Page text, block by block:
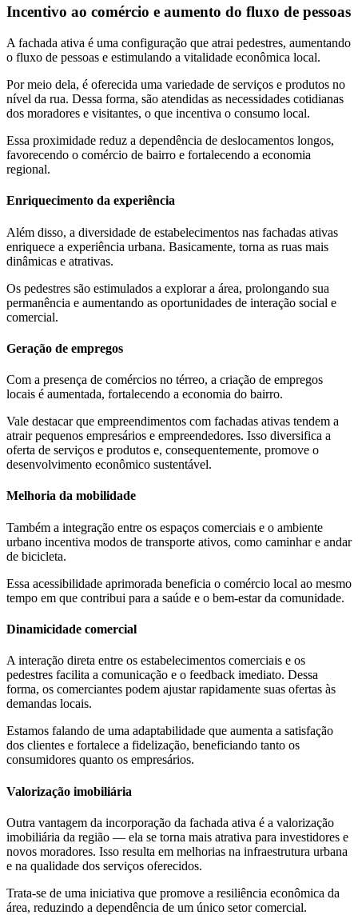
Incentivo ao comércio e aumento do fluxo de pessoas
A fachada ativa é uma configuração que atrai pedestres, aumentando
o fluxo de pessoas e estimulando a vitalidade econômica local.
Por meio dela, é oferecida uma variedade de serviços e produtos no
nível da rua. Dessa forma, são atendidas as necessidades cotidianas
dos moradores e visitantes, o que incentiva o consumo local.
Essa proximidade reduz a dependência de deslocamentos longos,
favorecendo o comércio de bairro e fortalecendo a economia
regional.
Enriquecimento da experiência
Além disso, a diversidade de estabelecimentos nas fachadas ativas
enriquece a experiência urbana. Basicamente, torna as ruas mais
dinâmicas e atrativas.
Os pedestres são estimulados a explorar a área, prolongando sua
permanência e aumentando as oportunidades de interação social e
comercial.
Geração de empregos
Com a presença de comércios no térreo, a criação de empregos
locais é aumentada, fortalecendo a economia do bairro.
Vale destacar que empreendimentos com fachadas ativas tendem a
atrair pequenos empresários e empreendedores. Isso diversifica a
oferta de serviços e produtos e, consequentemente, promove o
desenvolvimento econômico sustentável.
Melhoria da mobilidade
Também a integração entre os espaços comerciais e o ambiente
urbano incentiva modos de transporte ativos, como caminhar e andar
de bicicleta.
Essa acessibilidade aprimorada beneficia o comércio local ao mesmo
tempo em que contribui para a saúde e o bem-estar da comunidade.
Dinamicidade comercial
A interação direta entre os estabelecimentos comerciais e os
pedestres facilita a comunicação e o feedback imediato. Dessa
forma, os comerciantes podem ajustar rapidamente suas ofertas às
demandas locais.
Estamos falando de uma adaptabilidade que aumenta a satisfação
dos clientes e fortalece a fidelização, beneficiando tanto os
consumidores quanto os empresários.
Valorização imobiliária
Outra vantagem da incorporação da fachada ativa é a valorização
imobiliária da região — ela se torna mais atrativa para investidores e
novos moradores. Isso resulta em melhorias na infraestrutura urbana
e na qualidade dos serviços oferecidos.
Trata-se de uma iniciativa que promove a resiliência econômica da
área, reduzindo a dependência de um único setor comercial.